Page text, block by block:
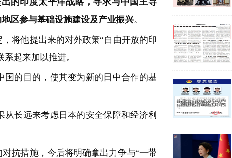
的印度太平洋战略，寻求与中国主导
区参与基础设施建设及产业振兴。
将他提出来的对外政策“自由开放的印
起来加以推进。
的目的，使其变为新的日中合作的基
长远来考虑日本的安全保障和经济利
抗措施，今后将明确拿出力争与“一带